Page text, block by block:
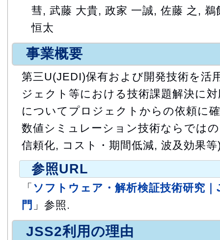
彗, 武藤 大貴, 政家 一誠, 佐藤 之,
恒太
事業概要
第三U(JEDI)保有および開発技術を活
ジェクト等における技術課題解決に
についてプロジェクトからの依頼に
数値シミュレーション技術ならでは
信頼化, コスト・期間低減, 波及効果
参照URL
「 ソフトウェア・解析検証技術研究
門 」参照.
JSS2利用の理由